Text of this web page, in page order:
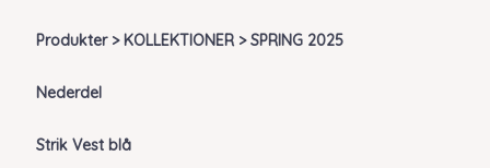
Produkter > KOLLEKTIONER > SPRING 2025
Nederdel
Strik Vest blå